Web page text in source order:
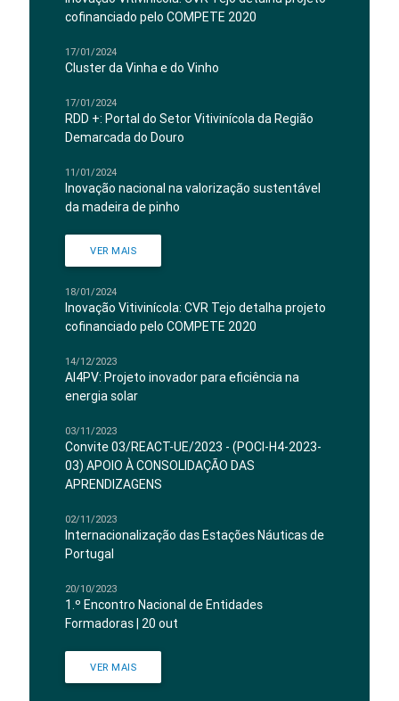
cofinanciado pelo COMPETE 2020
17/01/2024
Cluster da Vinha e do Vinho
17/01/2024
RDD +: Portal do Setor Vitivinícola da Região
Demarcada do Douro
11/01/2024
Inovação nacional na valorização sustentável
da madeira de pinho
VER MAIS
18/01/2024
Inovação Vitivinícola: CVR Tejo detalha projeto
cofinanciado pelo COMPETE 2020
14/12/2023
AI4PV: Projeto inovador para eficiência na
energia solar
03/11/2023
Convite 03/REACT-UE/2023 - (POCI-H4-2023-
03) APOIO À CONSOLIDAÇÃO DAS
APRENDIZAGENS
02/11/2023
Internacionalização das Estações Náuticas de
Portugal
20/10/2023
1.º Encontro Nacional de Entidades
Formadoras | 20 out
VER MAIS